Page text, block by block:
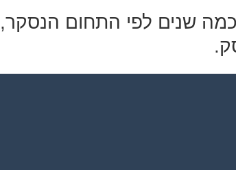
שנים לפי התחום הנסקר,